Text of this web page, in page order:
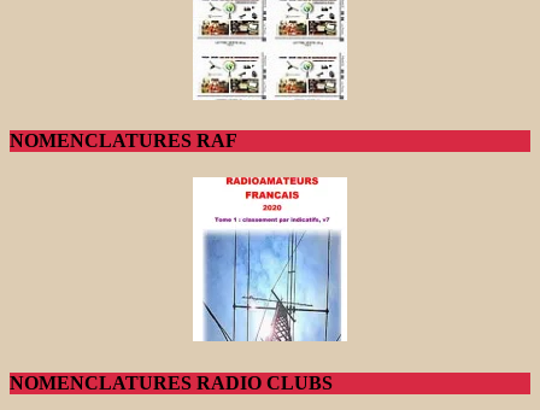
NOMENCLATURES RAF
NOMENCLATURES RADIO CLUBS